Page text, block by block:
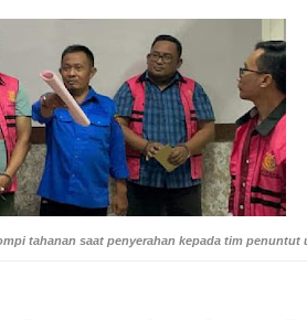
tahanan saat penyerahan kepada tim